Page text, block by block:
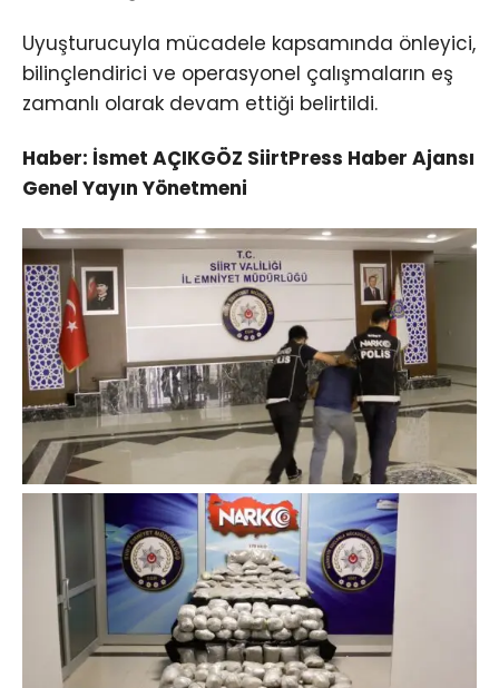
Uyuşturucuyla mücadele kapsamında önleyici,
bilinçlendirici ve operasyonel çalışmaların eş
zamanlı olarak devam ettiği belirtildi.
Haber: İsmet AÇIKGÖZ SiirtPress Haber Ajansı
Genel Yayın Yönetmeni